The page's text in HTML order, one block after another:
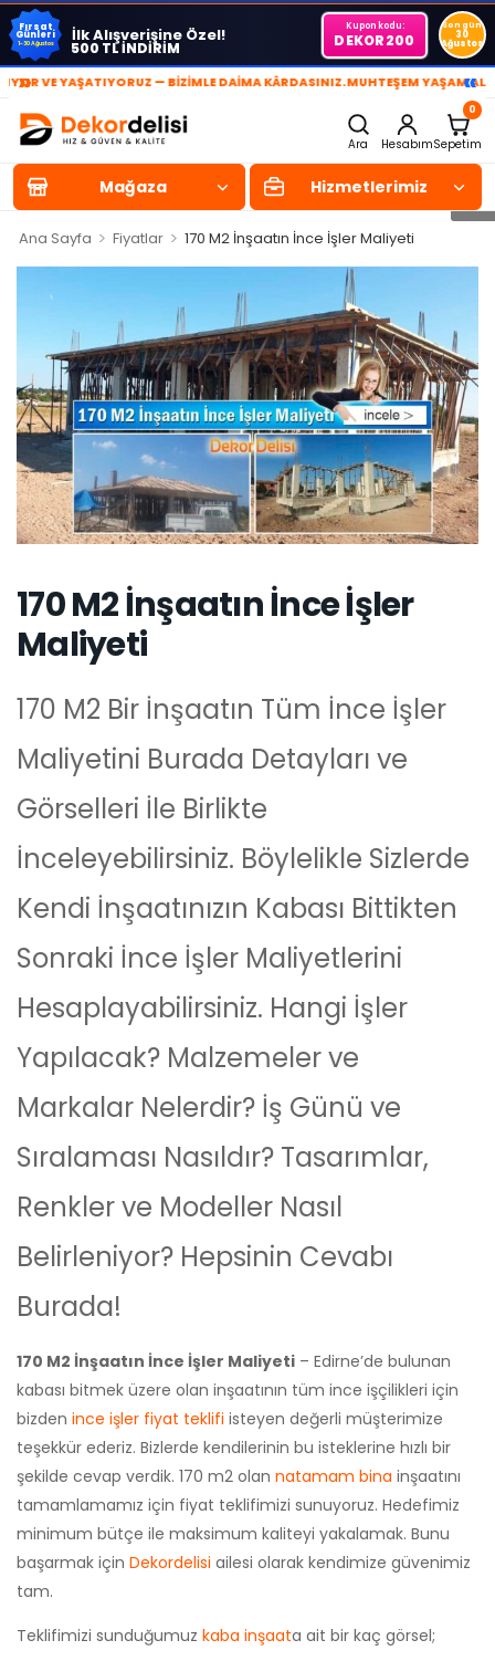
Fırsat
Günleri
1-30 Ağustos İlk Alışverişine Özel!
500 TL İNDİRİM
Kupon kodu:
DEKOR200
Son gün
30
Ağustos
» — BİZİMLE DAİMA KÂRDASINIZ.MUHTEŞEM YAŞAM ALANLARI«
Ara Hesabım
0
Sepetim
Mağaza Hizmetlerimiz
Ana Sayfa > Fiyatlar > 170 M2 İnşaatın İnce İşler Maliyeti
170 M2 İnşaatın İnce İşler
Maliyeti
170 M2 Bir İnşaatın Tüm İnce İşler
Maliyetini Burada Detayları ve
Görselleri İle Birlikte
İnceleyebilirsiniz. Böylelikle Sizlerde
Kendi İnşaatınızın Kabası Bittikten
Sonraki İnce İşler Maliyetlerini
Hesaplayabilirsiniz. Hangi İşler
Yapılacak? Malzemeler ve
Markalar Nelerdir? İş Günü ve
Sıralaması Nasıldır? Tasarımlar,
Renkler ve Modeller Nasıl
Belirleniyor? Hepsinin Cevabı
Burada!
170 M2 İnşaatın İnce İşler Maliyeti – Edirne’de bulunan
kabası bitmek üzere olan inşaatının tüm ince işçilikleri için
bizden ince işler fiyat teklifi isteyen değerli müşterimize
teşekkür ederiz. Bizlerde kendilerinin bu isteklerine hızlı bir
şekilde cevap verdik. 170 m2 olan natamam bina inşaatını
tamamlamamız için fiyat teklifimizi sunuyoruz. Hedefimiz
minimum bütçe ile maksimum kaliteyi yakalamak. Bunu
başarmak için Dekordelisi ailesi olarak kendimize güvenimiz
tam.
Teklifimizi sunduğumuz kaba inşaata ait bir kaç görsel;